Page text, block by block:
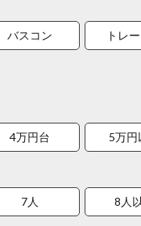
バスコン トレ
4万円台 5万円
7人 8人